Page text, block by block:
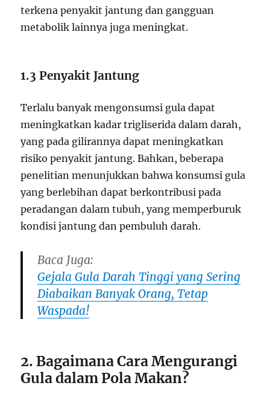
terkena penyakit jantung dan gangguan
metabolik lainnya juga meningkat.
1.3 Penyakit Jantung
Terlalu banyak mengonsumsi gula dapat
meningkatkan kadar trigliserida dalam darah,
yang pada gilirannya dapat meningkatkan
risiko penyakit jantung. Bahkan, beberapa
penelitian menunjukkan bahwa konsumsi gula
yang berlebihan dapat berkontribusi pada
peradangan dalam tubuh, yang memperburuk
kondisi jantung dan pembuluh darah.
Baca Juga:
Gejala Gula Darah Tinggi yang Sering
Diabaikan Banyak Orang, Tetap
Waspada!
2. Bagaimana Cara Mengurangi
Gula dalam Pola Makan?